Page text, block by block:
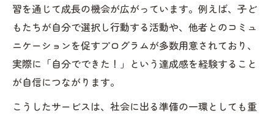
発達支援の現場で生きる放課後等デイサー
ビスの工夫
放課後等デイサービスで体験できる多様な
チャレンジ事例
放課後等デイサービスと家庭が連携する支
援の進め方
習を通じて成長の機会が広がっています。例えば、子ど
もたちが自分で選択し行動する活動や、他者とのコミュ
ニケーションを促すプログラムが多数用意されており、
実際に「自分でできた！」という達成感を経験すること
が自信につながります。
こうしたサービスは、社会に出る準備の一環としても重